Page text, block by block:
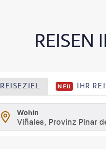
REISEN
REISEZIEL NEU IHR
Wohin